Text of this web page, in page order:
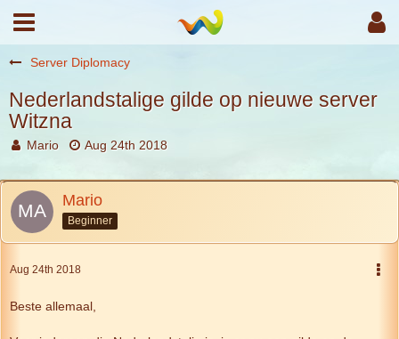
Server Diplomacy
Nederlandstalige gilde op nieuwe server
Witzna
Mario Aug 24th 2018
Mario
Beginner
Aug 24th 2018
Beste allemaal,